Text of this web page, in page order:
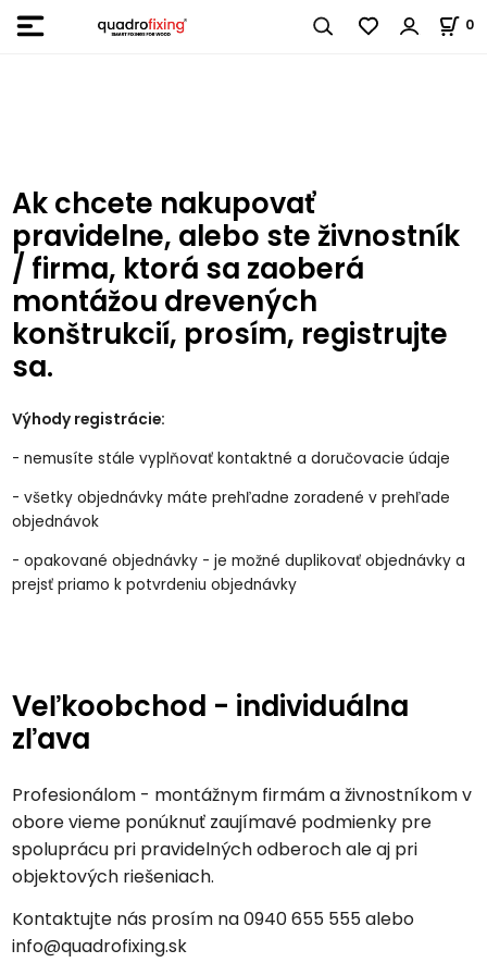
0
Ak chcete nakupovať
pravidelne, alebo ste živnostník
/ firma, ktorá sa zaoberá
montážou drevených
konštrukcií, prosím, registrujte
sa.
Výhody registrácie:
- nemusíte stále vyplňovať kontaktné a doručovacie údaje
- všetky objednávky máte prehľadne zoradené v prehľade
objednávok
- opakované objednávky - je možné duplikovať objednávky a
prejsť priamo k potvrdeniu objednávky
Veľkoobchod - individuálna
zľava
Profesionálom - montážnym firmám a živnostníkom v
obore vieme ponúknuť zaujímavé podmienky pre
spoluprácu pri pravidelných odberoch ale aj pri
objektových riešeniach.
Kontaktujte nás prosím na 0940 655 555 alebo
info@quadrofixing.sk